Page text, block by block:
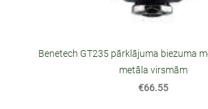
Benetech GT235 pārklājuma biezuma
metāla virsmām
€66.55